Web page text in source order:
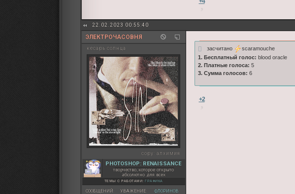
22.02.2023 00:55:40
ЭЛЕКТРОЧАСОВНЯ
кесарь солнца
copy: алхимия
PHOTOSHOP: RENAISSANCE
творчество, которое открыто
абсолютно для всех
ТЕМЫ С РАБОТАМИ: ГРАФИКА
СООБЩЕНИЙ:
УВАЖЕНИЕ:
ФЛОРИНОВ:
засчитано
scaramouche
1. Бесплатный голос: blood oracle
2. Платные голоса: 5
3. Сумма голосов: 6
+2